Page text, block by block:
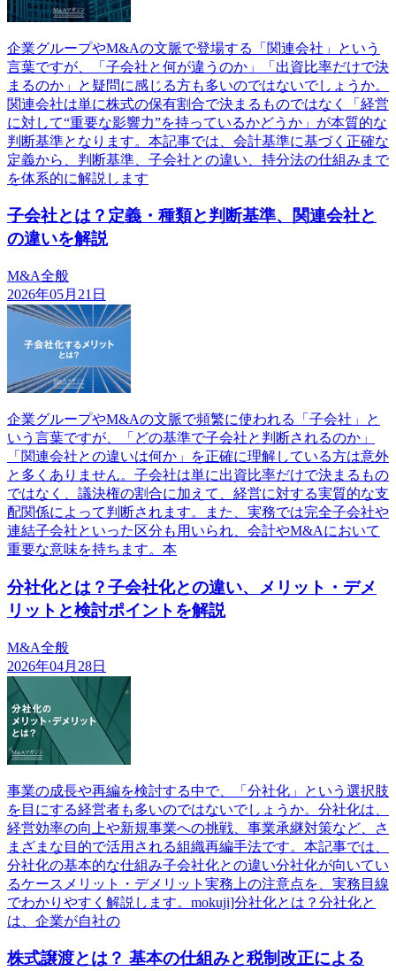
企業グループやM&Aの文脈で登場する「関連会社」という
言葉ですが、「子会社と何が違うのか」「出資比率だけで決
まるのか」と疑問に感じる方も多いのではないでしょうか。
関連会社は単に株式の保有割合で決まるものではなく「経営
に対して“重要な影響力”を持っているかどうか」が本質的な
判断基準となります。本記事では、会計基準に基づく正確な
定義から、判断基準、子会社との違い、持分法の仕組みまで
を体系的に解説します
子会社とは？定義・種類と判断基準、関連会社と
の違いを解説
M&A全般
2026年05月21日
企業グループやM&Aの文脈で頻繁に使われる「子会社」と
いう言葉ですが、「どの基準で子会社と判断されるのか」
「関連会社との違いは何か」を正確に理解している方は意外
と多くありません。子会社は単に出資比率だけで決まるもの
ではなく、議決権の割合に加えて、経営に対する実質的な支
配関係によって判断されます。また、実務では完全子会社や
連結子会社といった区分も用いられ、会計やM&Aにおいて
重要な意味を持ちます。本
分社化とは？子会社化との違い、メリット・デメ
リットと検討ポイントを解説
M&A全般
2026年04月28日
事業の成長や再編を検討する中で、「分社化」という選択肢
を目にする経営者も多いのではないでしょうか。分社化は、
経営効率の向上や新規事業への挑戦、事業承継対策など、さ
まざまな目的で活用される組織再編手法です。本記事では、
分社化の基本的な仕組み子会社化との違い分社化が向いてい
るケースメリット・デメリット実務上の注意点を、実務目線
でわかりやすく解説します。mokuji]分社化とは？分社化と
は、企業が自社の
株式譲渡とは？ 基本の仕組みと税制改正による